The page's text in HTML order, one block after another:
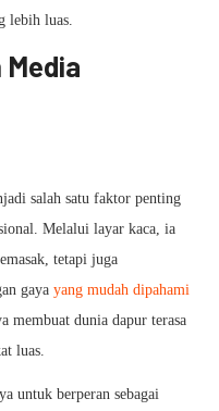
lebih luas.
salah satu faktor penting
Melalui layar kaca, ia
tetapi juga
gaya yang mudah dipahami
membuat dunia dapur terasa
luas.
untuk berperan sebagai